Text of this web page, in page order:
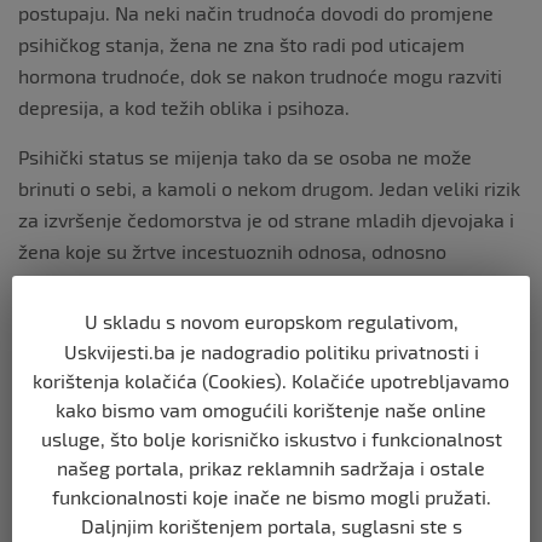
postupaju. Na neki način trudnoća dovodi do promjene
psihičkog stanja, žena ne zna što radi pod uticajem
hormona trudnoće, dok se nakon trudnoće mogu razviti
depresija, a kod težih oblika i psihoza.
Psihički status se mijenja tako da se osoba ne može
brinuti o sebi, a kamoli o nekom drugom. Jedan veliki rizik
za izvršenje čedomorstva je od strane mladih djevojaka i
žena koje su žrtve incestuoznih odnosa, odnosno
seksualnog zlostavljanja od strane bližih članova
porodice, a takvo zlostavljanje uglavnom traje dugo.
Mogu ga izvršiti i osobe čije su intelektualne sposobnosti
snižene, pa ne znaju da procijene situaciju ni težinu
posljedica – navela je Katalinić.
Izvor vijesti:haber.ba
U skladu s novom europskom regulativom,
Uskvijesti.ba je nadogradio politiku privatnosti i
korištenja kolačića (Cookies). Kolačiće upotrebljavamo
kako bismo vam omogućili korištenje naše online
usluge, što bolje korisničko iskustvo i funkcionalnost
našeg portala, prikaz reklamnih sadržaja i ostale
funkcionalnosti koje inače ne bismo mogli pružati.
Daljnjim korištenjem portala, suglasni ste s